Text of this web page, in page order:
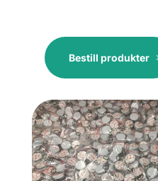
Bestill produkter